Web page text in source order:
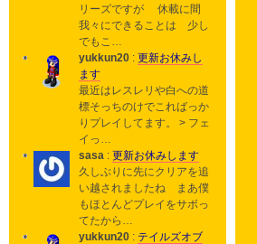
リーズですが 休載に間
我々にできることは 少し
でもこ…
yukkun20 : 更新お休みし
ます
最近はレスレリや白への道
標そっちのけでこればっか
りプレイしてます。 > フェ
イっ…
sasa : 更新お休みします
久しぶりに先にクリアを追
い越されましたね まあ僕
もほとんどプレイをサボっ
てたから…
yukkun20 : テイルズオブ